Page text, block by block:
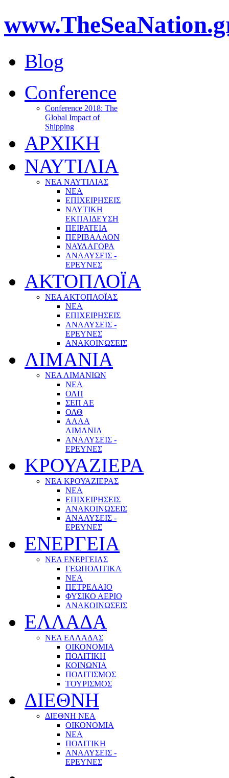
Blog
Conference
Conference 2018: The
Global Impact of
Shipping
ΑΡΧΙΚΗ
ΝΑΥΤΙΛΙΑ
ΝΕΑ ΝΑΥΤΙΛΙΑΣ
ΝΕΑ
ΕΠΙΧΕΙΡΗΣΕΙΣ
ΝΑΥΤΙΚΗ
ΕΚΠΑΙΔΕΥΣΗ
ΠΕΙΡΑΤΕΙΑ
ΠΕΡΙΒΑΛΛΟΝ
ΝΑΥΛΑΓΟΡΑ
ΑΝΑΛΥΣΕΙΣ -
ΕΡΕΥΝΕΣ
ΑΚΤΟΠΛΟΪΑ
ΝΕΑ ΑΚΤΟΠΛΟΪΑΣ
ΝΕΑ
ΕΠΙΧΕΙΡΗΣΕΙΣ
ΑΝΑΛΥΣΕΙΣ -
ΕΡΕΥΝΕΣ
ΑΝΑΚΟΙΝΩΣΕΙΣ
ΛΙΜΑΝΙΑ
ΝΕΑ ΛΙΜΑΝΙΩΝ
ΝΕΑ
ΟΛΠ
ΣΕΠ ΑΕ
ΟΛΘ
ΑΛΛΑ
ΛΙΜΑΝΙΑ
ΑΝΑΛΥΣΕΙΣ -
ΕΡΕΥΝΕΣ
ΚΡΟΥΑΖΙΕΡΑ
ΝΕΑ ΚΡΟΥΑΖΙΕΡΑΣ
NEA
ΕΠΙΧΕΙΡΗΣΕΙΣ
ΑΝΑΚΟΙΝΩΣΕΙΣ
ΑΝΑΛΥΣΕΙΣ -
ΕΡΕΥΝΕΣ
ΕΝΕΡΓΕΙΑ
ΝΕΑ ΕΝΕΡΓΕΙΑΣ
ΓΕΩΠΟΛΙΤΙΚΑ
ΝΕΑ
ΠΕΤΡΕΛΑΙΟ
ΦΥΣΙΚΟ ΑΕΡΙΟ
ΑΝΑΚΟΙΝΩΣΕΙΣ
ΕΛΛΑΔΑ
ΝΕΑ ΕΛΛΑΔΑΣ
ΟΙΚΟΝΟΜΙΑ
ΠΟΛΙΤΙΚΗ
ΚΟΙΝΩΝΙΑ
ΠΟΛΙΤΙΣΜΟΣ
ΤΟΥΡΙΣΜΟΣ
ΔΙΕΘΝΗ
ΔΙΕΘΝΗ ΝΕΑ
ΟΙΚΟΝΟΜΙΑ
ΝΕΑ
ΠΟΛΙΤΙΚΗ
ΑΝΑΛΥΣΕΙΣ -
ΕΡΕΥΝΕΣ